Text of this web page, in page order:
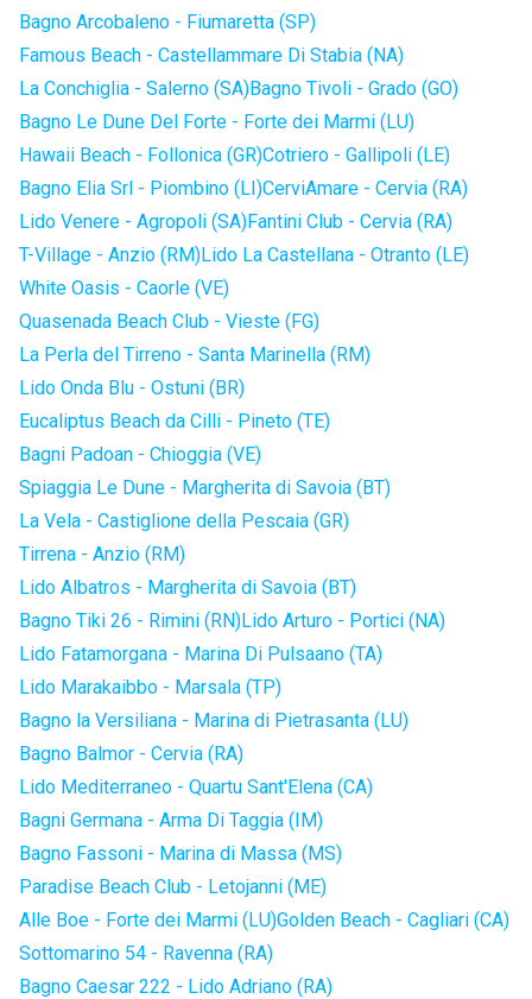
Bagno Arcobaleno - Fiumaretta (SP)
Famous Beach - Castellammare Di Stabia (NA)
La Conchiglia - Salerno (SA)Bagno Tivoli - Grado (GO)
Bagno Le Dune Del Forte - Forte dei Marmi (LU)
Hawaii Beach - Follonica (GR)Cotriero - Gallipoli (LE)
Bagno Elia Srl - Piombino (LI)CerviAmare - Cervia (RA)
Lido Venere - Agropoli (SA)Fantini Club - Cervia (RA)
T-Village - Anzio (RM)Lido La Castellana - Otranto (LE)
White Oasis - Caorle (VE)
Quasenada Beach Club - Vieste (FG)
La Perla del Tirreno - Santa Marinella (RM)
Lido Onda Blu - Ostuni (BR)
Eucaliptus Beach da Cilli - Pineto (TE)
Bagni Padoan - Chioggia (VE)
Spiaggia Le Dune - Margherita di Savoia (BT)
La Vela - Castiglione della Pescaia (GR)
Tirrena - Anzio (RM)
Lido Albatros - Margherita di Savoia (BT)
Bagno Tiki 26 - Rimini (RN)Lido Arturo - Portici (NA)
Lido Fatamorgana - Marina Di Pulsaano (TA)
Lido Marakaibbo - Marsala (TP)
Bagno la Versiliana - Marina di Pietrasanta (LU)
Bagno Balmor - Cervia (RA)
Lido Mediterraneo - Quartu Sant'Elena (CA)
Bagni Germana - Arma Di Taggia (IM)
Bagno Fassoni - Marina di Massa (MS)
Paradise Beach Club - Letojanni (ME)
Alle Boe - Forte dei Marmi (LU)Golden Beach - Cagliari (CA)
Sottomarino 54 - Ravenna (RA)
Bagno Caesar 222 - Lido Adriano (RA)